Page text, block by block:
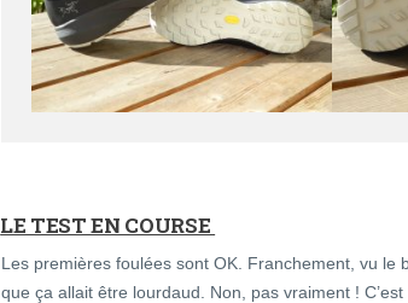
LE TEST EN COURSE
Les premières foulées sont OK. Franchement, vu le
que ça allait être lourdaud. Non, pas vraiment !